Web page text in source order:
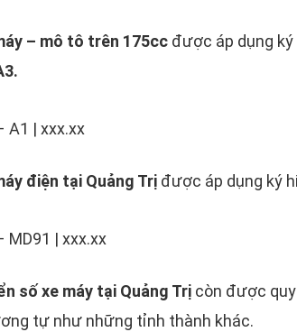
– mô tô trên 175ccđược áp dụng ký
A1 | xxx.xx
điện tại Quảng Trịđược áp dụng ký
MD91 | xxx.xx
số xe máy tại Quảng Trịcòn được
tự như những tỉnh thành khác.